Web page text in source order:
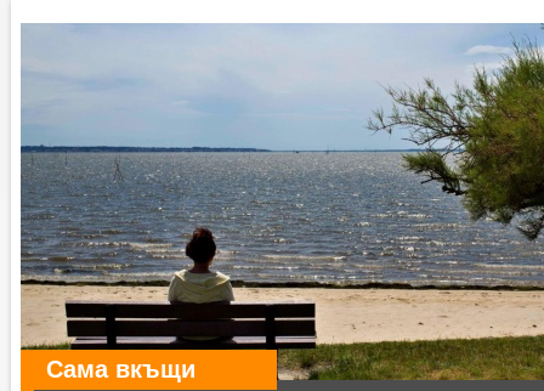
Сама вкъщи